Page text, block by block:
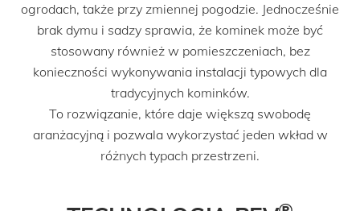
ogrodach, także przy zmiennej pogodzie. Jednocześnie
brak dymu i sadzy sprawia, że kominek może być
stosowany również w pomieszczeniach, bez
konieczności wykonywania instalacji typowych dla
tradycyjnych kominków.
To rozwiązanie, które daje większą swobodę
aranżacyjną i pozwala wykorzystać jeden wkład w
różnych typach przestrzeni.